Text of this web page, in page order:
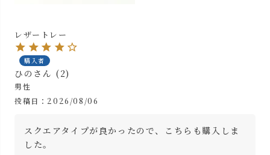
レザートレー
購入者
ひの 2
男性
投稿日
2026/08/06
スクエアタイプが良かったので、こちらも購入しま
した。